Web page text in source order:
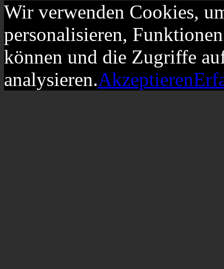
Wir verwenden Cookies,
personalisieren,
können und die Zugriffe
analysieren.Akzeptieren